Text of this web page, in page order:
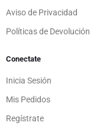
Aviso de Privacidad
Políticas de Devolución
Conectate
Inicia Sesión
Mis Pedidos
Regístrate